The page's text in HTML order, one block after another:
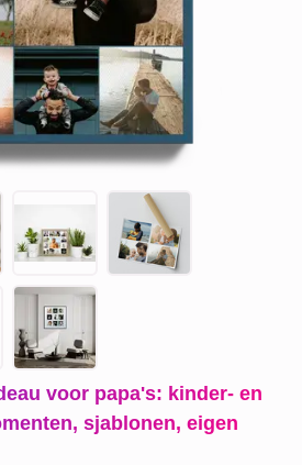
voor papa's: kinder- en
sjablonen, eigen